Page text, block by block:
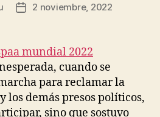
Fecha
entrada
2 noviembre, 2022
cuando se
para reclamar la
los demás presos políticos,
sino que sostuvo